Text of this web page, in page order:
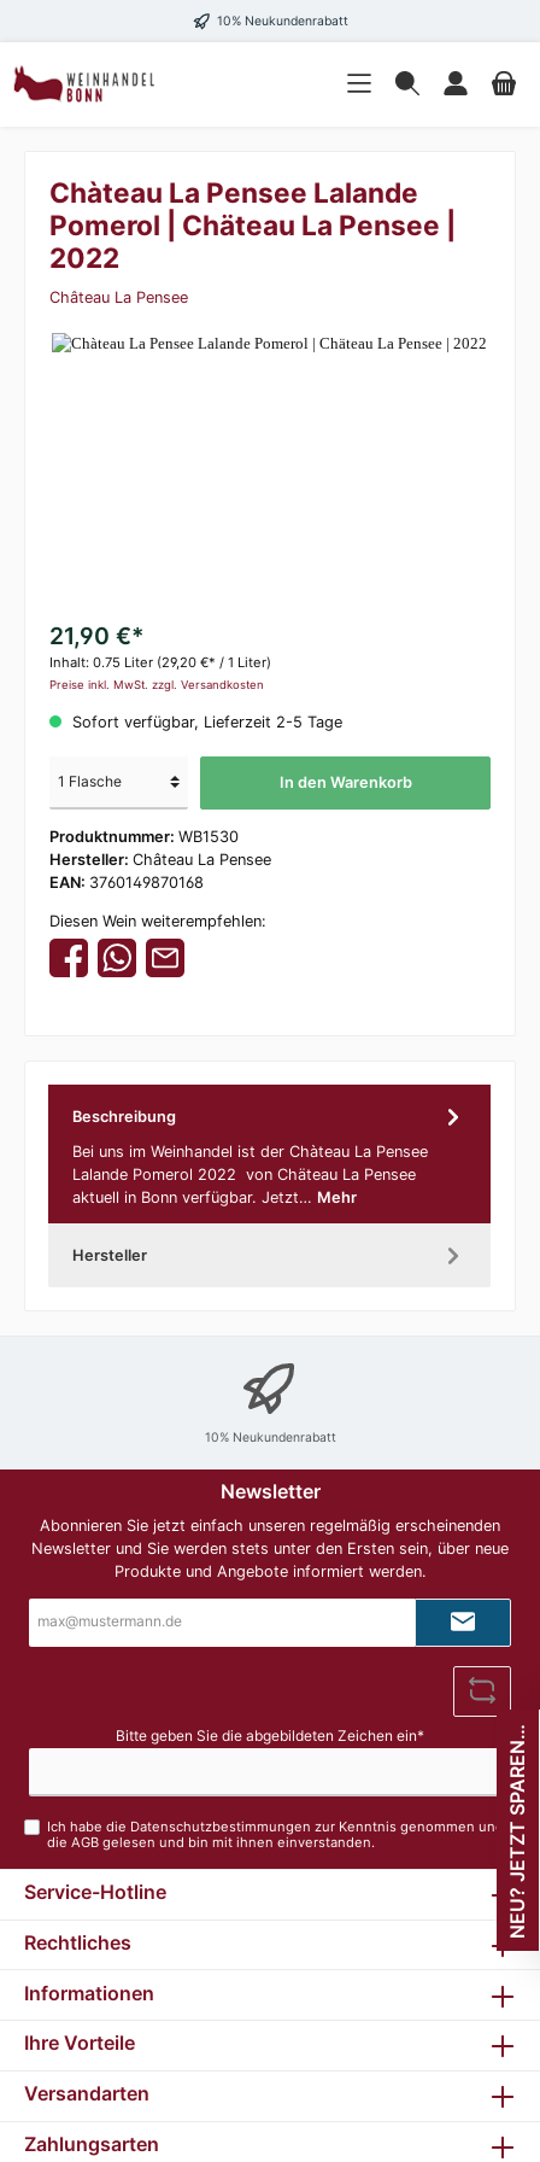
10% Neukundenrabatt
Chàteau La Pensee Lalande
Pomerol | Chäteau La Pensee |
2022
Château La Pensee
21,90 €*
Inhalt: 0.75 Liter (29,20 €* / 1 Liter)
Preise inkl. MwSt. zzgl. Versandkosten
Sofort verfügbar, Lieferzeit 2-5 Tage
In den Warenkorb
Produktnummer: WB1530
Hersteller: Château La Pensee
EAN: 3760149870168
Diesen Wein weiterempfehlen:
Beschreibung
Bei uns im Weinhandel ist der Chàteau La Pensee
Lalande Pomerol 2022 von Chäteau La Pensee
aktuell in Bonn verfügbar. Jetzt… Mehr
Hersteller
10% Neukundenrabatt
Newsletter
Abonnieren Sie jetzt einfach unseren regelmäßig erscheinenden
Newsletter und Sie werden stets unter den Ersten sein, über neue
Produkte und Angebote informiert werden.
Adresse*
Bitte geben Sie die abgebildeten Zeichen ein*
Ich habe die Datenschutzbestimmungen zur Kenntnis genommen und
dieAGB gelesen und bin mit ihnen einverstanden.
Service-Hotline
Rechtliches
Informationen
Ihre Vorteile
Versandarten
Zahlungsarten
N
E
U
?
J
E
T
Z
T
S
P
A
R
E
N
.
.
.